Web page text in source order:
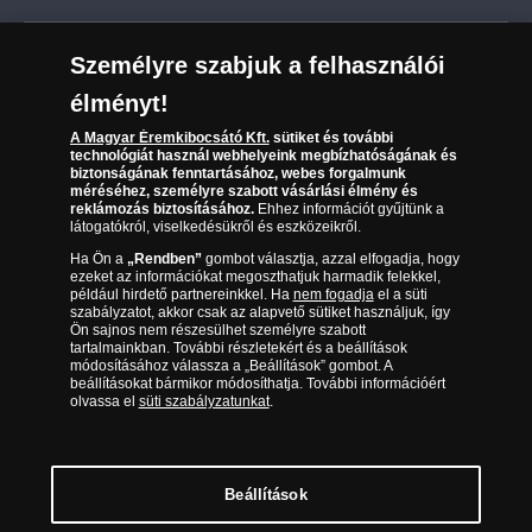
Reklamáció
Visszaküldés
Elállási űrlap
Leiratkozás a hírlevélről
Karrier
Sütik (cookies) használata
Süti (cookies)Beállítások
Társaságunkról
Az érmék és érmek ára és értéke
Gyakran ismételt kérdések
Adatkezelés
06 80 888 889
(díjmentesen hívható hétfőtől csütörtökig 9.00 és 17.00
óra között, péntekenként 9.00 és 15.00 óra között)
Magyar Éremkibocsátó Kft. 1134 Budapest, Váci út 33. Cégjegyzékszám: 01-09-
Személyre szabjuk a felhasználói
élményt!
A Magyar Éremkibocsátó Kft.sütiket és további
technológiát használ webhelyeink megbízhatóságának és
biztonságának fenntartásához, webes forgalmunk
méréséhez, személyre szabott vásárlási élmény és
reklámozás biztosításához.Ehhez információt gyűjtünk a
látogatókról, viselkedésükről és eszközeikről.
Ha Ön a „Rendben”gombot választja, azzal elfogadja, hogy
ezeket az információkat megoszthatjuk harmadik felekkel,
például hirdető partnereinkkel. Ha nem fogadjael a süti
szabályzatot, akkor csak az alapvető sütiket használjuk, így
Ön sajnos nem részesülhet személyre szabott
tartalmainkban. További részletekért és a beállítások
módosításához válassza a „Beállítások” gombot. A
beállításokat bármikor módosíthatja. További információért
olvassa el süti szabályzatunkat.
Beállítások